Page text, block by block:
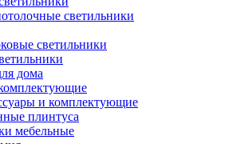
светильники
светильники
дома
и комплектующие
плинтуса
мебельные